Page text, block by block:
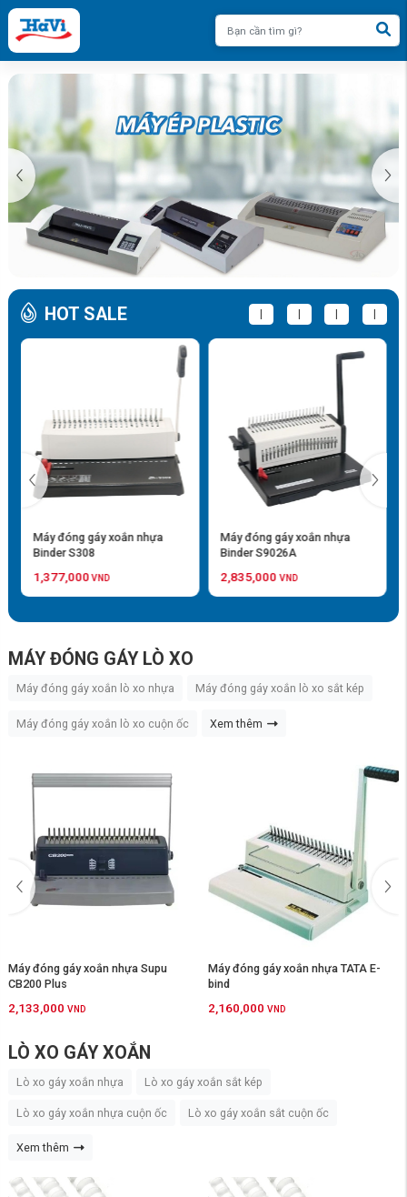
HOT SALE | | | |
đóng gáy xoắn nhựa
S308
VND
Máy đóng gáy xoắn nhựa
Binder S9026A
2,835,000 VND
MÁY ĐÓNG GÁY LÒ XO
Máy đóng gáy xoắn lò xo nhựa Máy đóng gáy xoắn lò xo sắt kép
Máy đóng gáy xoắn lò xo cuộn ốc Xem thêm
đóng gáy xoắn nhựa Supu
Plus
VND
Máy đóng gáy xoắn nhựa TATA E-
2,160,000 VND
LÒ XO GÁY XOẮN
Lò xo gáy xoắn nhựa Lò xo gáy xoắn sắt kép
Lò xo gáy xoắn nhựa cuộn ốc Lò xo gáy xoắn sắt cuộn ốc
Xem thêm